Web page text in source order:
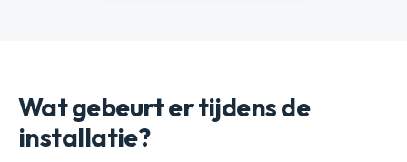
Wat gebeurt er tijdens de
installatie?